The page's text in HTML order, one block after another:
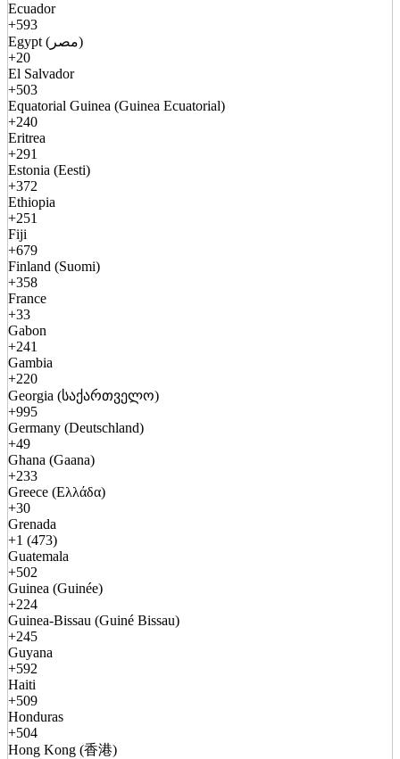
Ecuador
+593
Egypt (مصر)
+20
El Salvador
+503
Equatorial Guinea (Guinea Ecuatorial)
+240
Eritrea
+291
Estonia (Eesti)
+372
Ethiopia
+251
Fiji
+679
Finland (Suomi)
+358
France
+33
Gabon
+241
Gambia
+220
Georgia (საქართველო)
+995
Germany (Deutschland)
+49
Ghana (Gaana)
+233
Greece (Ελλάδα)
+30
Grenada
+1 (473)
Guatemala
+502
Guinea (Guinée)
+224
Guinea-Bissau (Guiné Bissau)
+245
Guyana
+592
Haiti
+509
Honduras
+504
Hong Kong (香港)